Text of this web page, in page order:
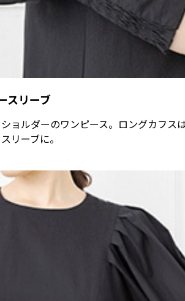
スリーブ
ョルダーのワンピース。ロングカフス
リーブに。